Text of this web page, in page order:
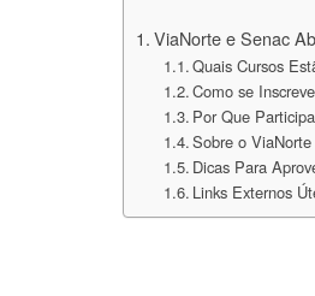
ViaNorte e Senac
Quais Cursos
Como se
Por Que
Sobre o
Dicas Para
Links Externos